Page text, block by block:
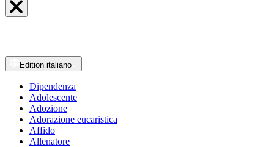
Edition italiano
Dipendenza
Adolescente
Adozione
Adorazione eucaristica
Affido
Allenatore